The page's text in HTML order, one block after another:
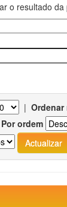
o resultado da
|
Por ordem